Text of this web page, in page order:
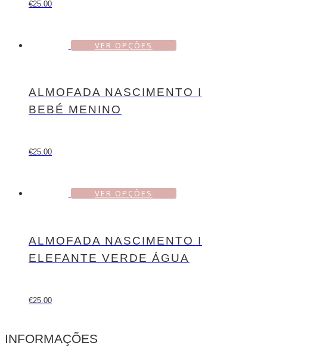
€25.00
VER OPÇÕES
ALMOFADA NASCIMENTO I
BEBÉ MENINO
€25.00
VER OPÇÕES
ALMOFADA NASCIMENTO I
ELEFANTE VERDE ÁGUA
€25.00
INFORMAÇÕES